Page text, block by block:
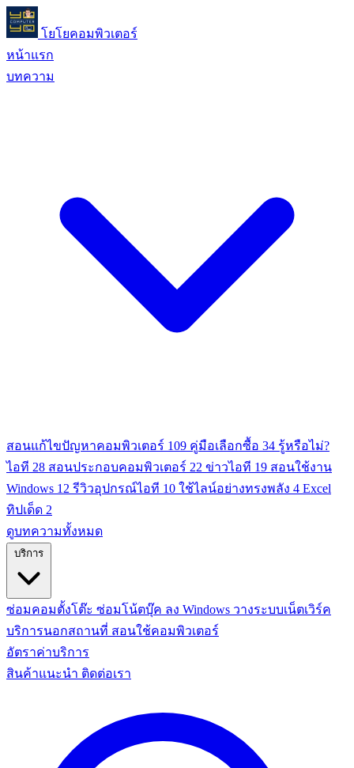
โยโยคอมพิวเตอร์
หน้าแรก
บทความ
สอนแก้ไขปัญหาคอมพิวเตอร์ 109 คู่มือเลือกซื้อ 34 รู้หรือไม่?
ไอที 28 สอนประกอบคอมพิวเตอร์ 22 ข่าวไอที 19 สอนใช้งาน
Windows 12 รีวิวอุปกรณ์ไอที 10 ใช้ไลน์อย่างทรงพลัง 4 Excel
ทิปเด็ด 2
ดูบทความทั้งหมด
ซ่อมคอมตั้งโต๊ะ ซ่อมโน้ตบุ๊ค ลง Windows วางระบบเน็ตเวิร์ค
บริการนอกสถานที่ สอนใช้คอมพิวเตอร์
อัตราค่าบริการ
สินค้าแนะนำ ติดต่อเรา